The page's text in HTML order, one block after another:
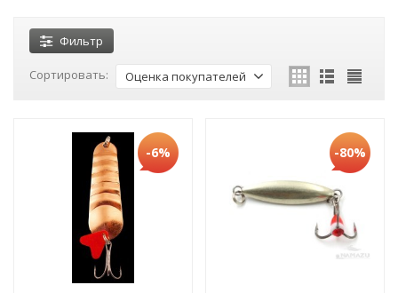
Фильтр
Сортировать: Оценка покупателей
-6% -80%